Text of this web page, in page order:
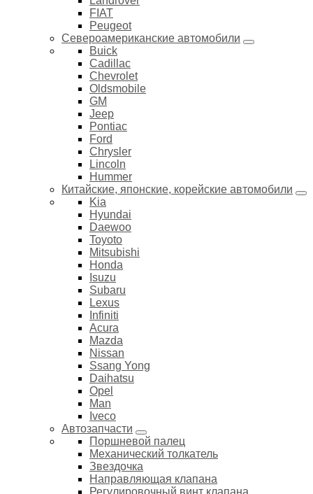
FIAT
Peugeot
Североамериканские автомобили
Buick
Cadillac
Chevrolet
Oldsmobile
GM
Jeep
Pontiac
Ford
Chrysler
Lincoln
Hummer
Китайские, японские, корейские автомобили
Kia
Hyundai
Daewoo
Toyoto
Mitsubishi
Honda
Isuzu
Subaru
Lexus
Infiniti
Acura
Mazda
Nissan
Ssang Yong
Daihatsu
Opel
Man
Iveco
Автозапчасти
Поршневой палец
Механический толкатель
Звездочка
Направляющая клапана